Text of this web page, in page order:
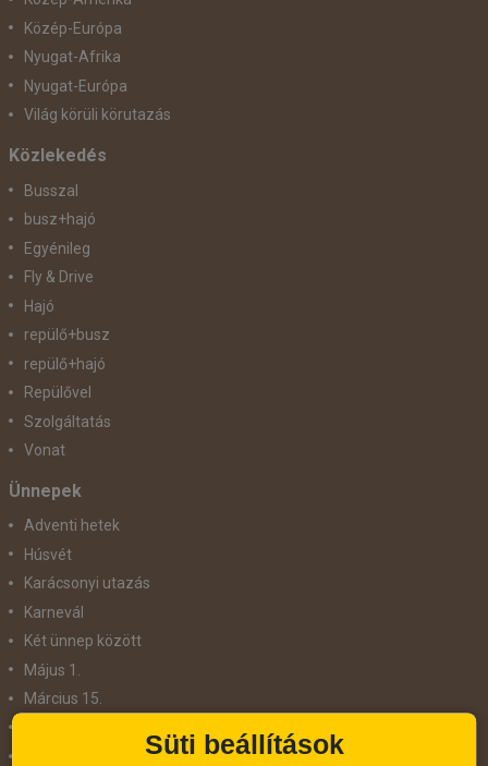
Közép-Európa
Nyugat-Afrika
Nyugat-Európa
Világ körüli körutazás
Közlekedés
Busszal
busz+hajó
Egyénileg
Fly & Drive
Hajó
repülő+busz
repülő+hajó
Repülővel
Szolgáltatás
Vonat
Ünnepek
Adventi hetek
Húsvét
Karácsonyi utazás
Karnevál
Két ünnep között
Május 1.
Március 15.
Süti beállítások